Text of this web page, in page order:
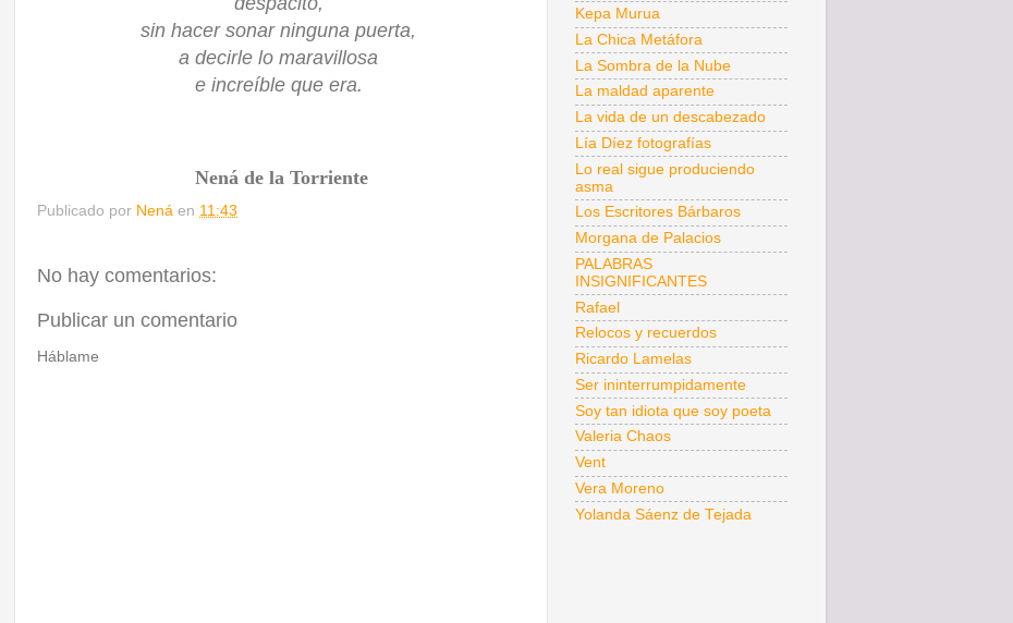
sin hacer sonar ninguna puerta,
a decirle lo maravillosa
e increíble que era.
Nená de la Torriente
Publicado por Nená en 11:43
No hay comentarios:
Publicar un comentario
Háblame
Kepa Murua
La Chica Metáfora
La Sombra de la Nube
La maldad aparente
La vida de un descabezado
Lía Díez fotografías
Lo real sigue produciendo
asma
Los Escritores Bárbaros
Morgana de Palacios
PALABRAS
INSIGNIFICANTES
Rafael
Relocos y recuerdos
Ricardo Lamelas
Ser ininterrumpidamente
Soy tan idiota que soy poeta
Valeria Chaos
Vent
Vera Moreno
Yolanda Sáenz de Tejada